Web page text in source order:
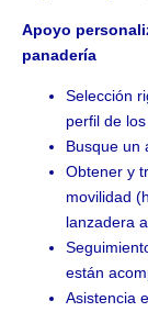
Apoyo
panadería
Selección
perfil de
Busque un
Obtener y
movilidad
lanzadera
están
Asistencia